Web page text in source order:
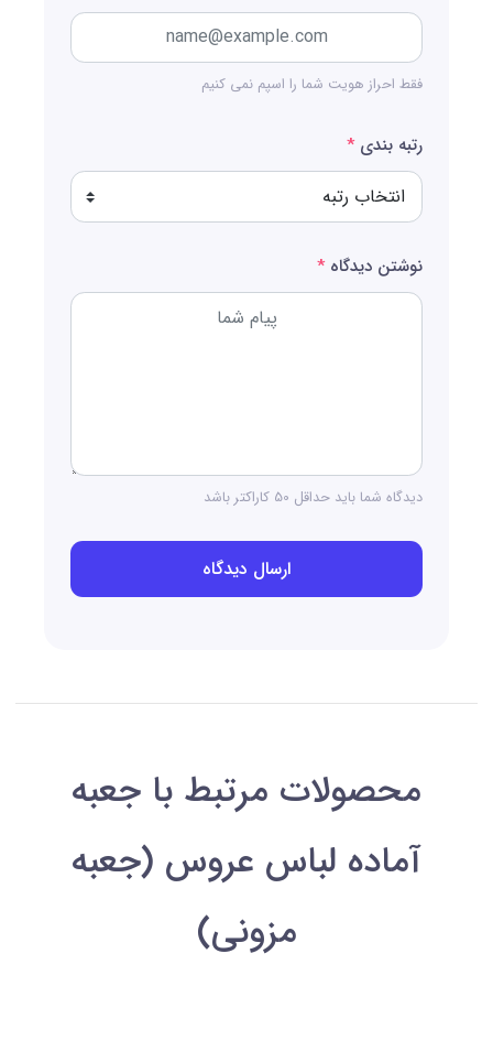
فقط احراز هویت شما را اسپم نمی کنیم
رتبه بندی*
نوشتن دیدگاه*
دیدگاه شما باید حداقل 50 کاراکتر باشد
ارسال دیدگاه
محصولات مرتبط با جعبه
آماده لباس عروس (جعبه
مزونی)